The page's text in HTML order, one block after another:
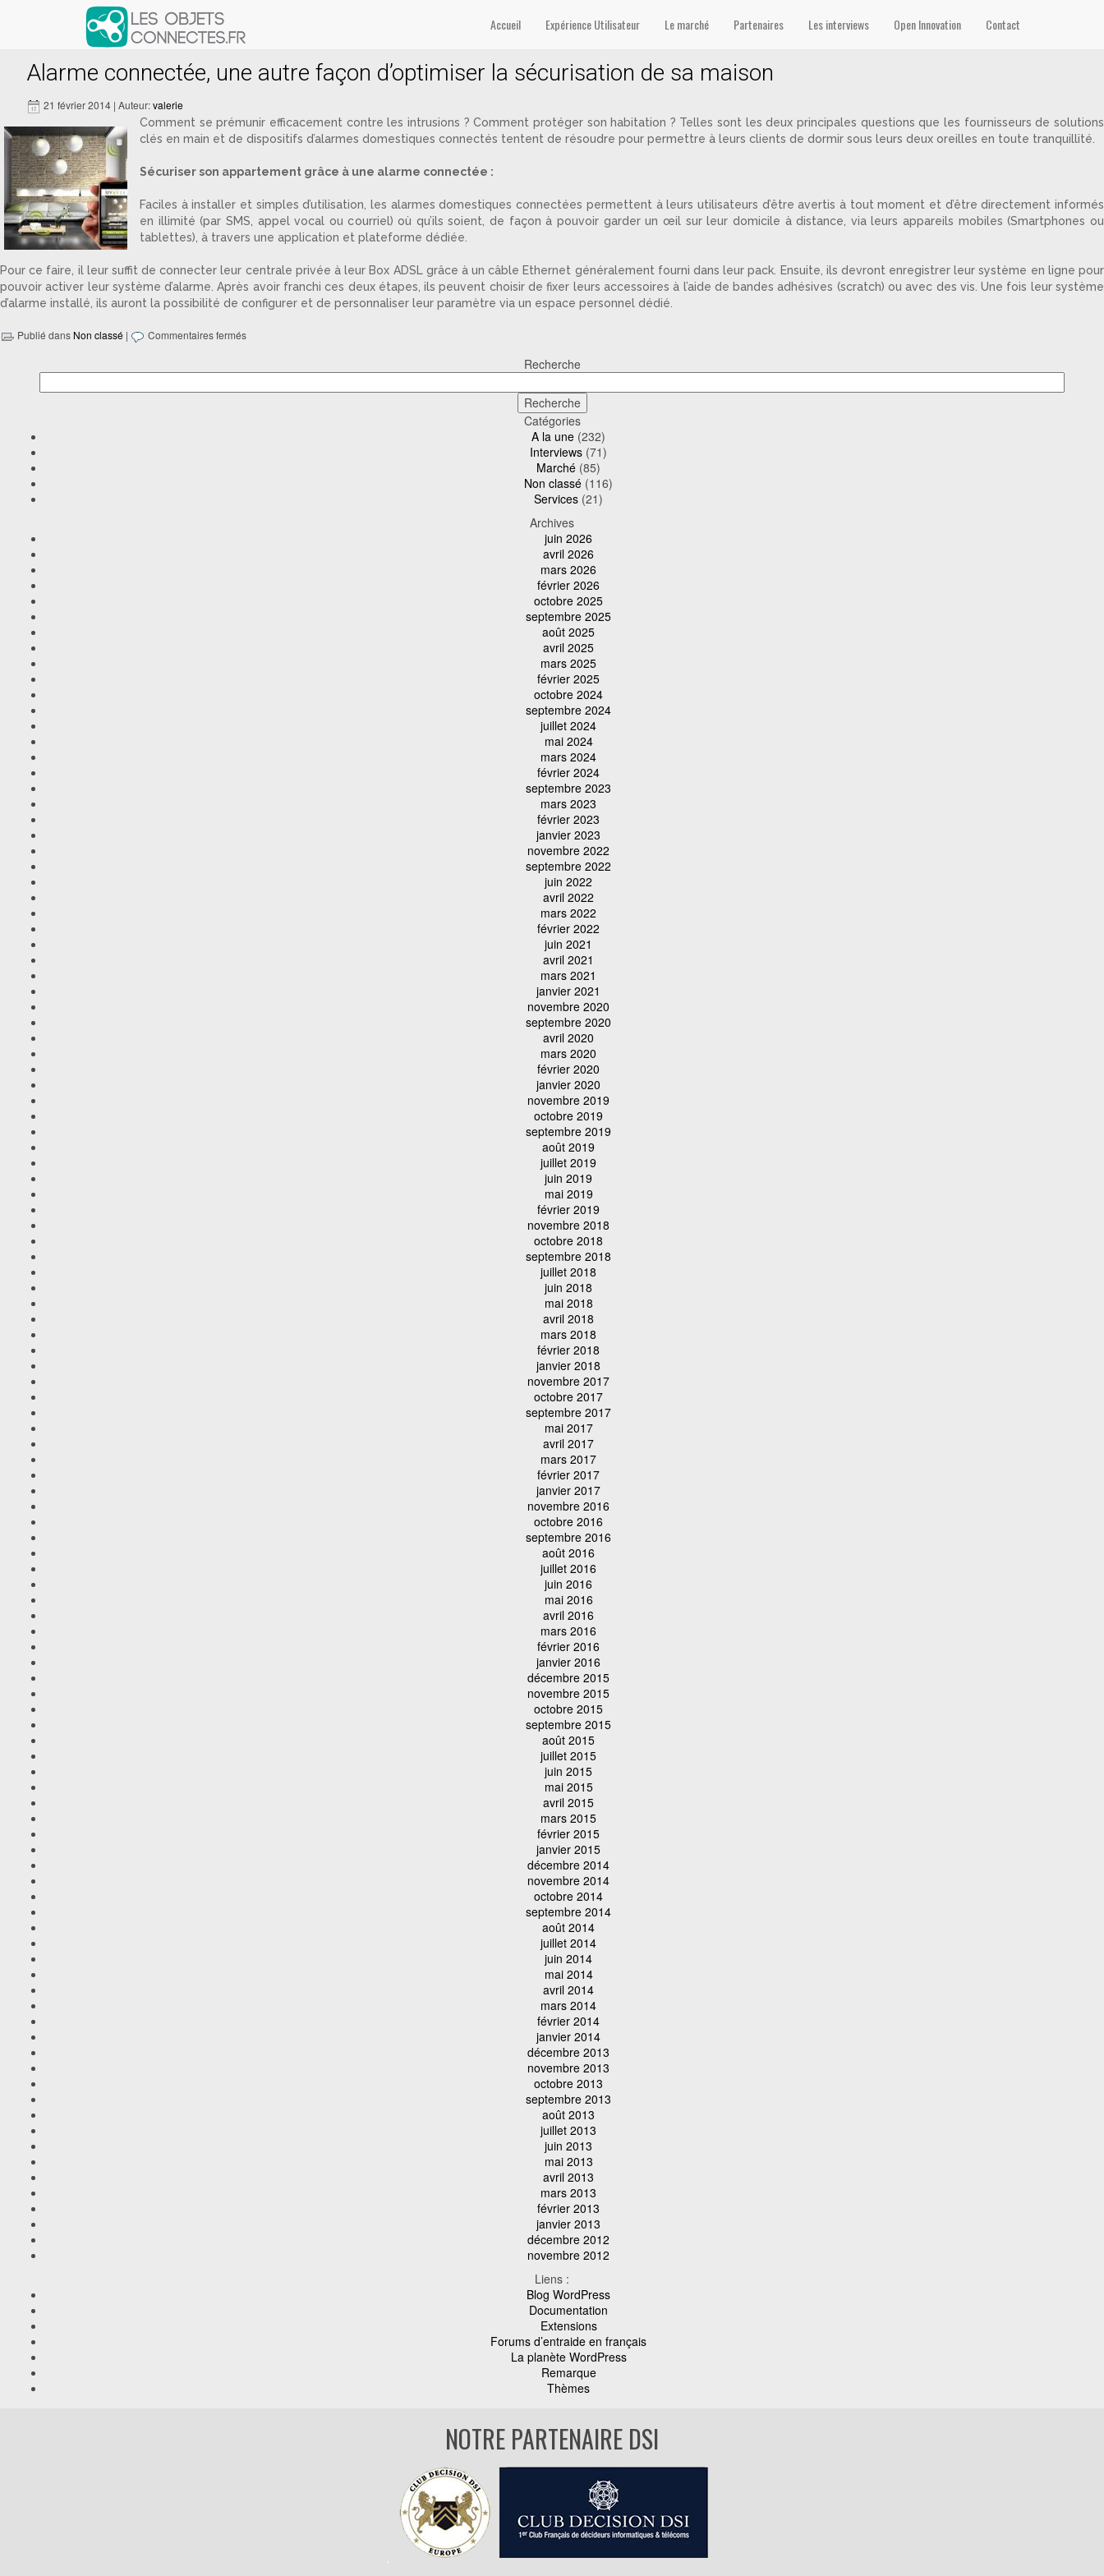
Accueil Expérience Utilisateur Le marché Partenaires Les interviews Open Innovation Contact
Articles avec le tag ‘système sécurité’
Alarme connectée, une autre façon d’optimiser la sécurisation de sa maison
21 février 2014 | Auteur:valerie
Comment se prémunir efficacement contre les intrusions ? Comment protéger son habitation ? Telles sont les deux principales questions que les fournisseurs de solutions
clés en main et de dispositifs d’alarmes domestiques connectés tentent de résoudre pour permettre à leurs clients de dormir sous leurs deux oreilles en toute tranquillité.
Sécuriser son appartement grâce à une alarme connectée :
Faciles à installer et simples d’utilisation, les alarmes domestiques connectées permettent à leurs utilisateurs d’être avertis à tout moment et d’être directement informés
en illimité (par SMS, appel vocal ou courriel) où qu’ils soient, de façon à pouvoir garder un œil sur leur domicile à distance, via leurs appareils mobiles (Smartphones ou
tablettes), à travers une application et plateforme dédiée.
Pour ce faire, il leur suffit de connecter leur centrale privée à leur Box ADSL grâce à un câble Ethernet généralement fourni dans leur pack. Ensuite, ils devront enregistrer leur système en ligne pour
pouvoir activer leur système d’alarme. Après avoir franchi ces deux étapes, ils peuvent choisir de fixer leurs accessoires à l’aide de bandes adhésives (scratch) ou avec des vis. Une fois leur système
d’alarme installé, ils auront la possibilité de configurer et de personnaliser leur paramètre via un espace personnel dédié.
Publié dans Non classé | Commentaires fermés
Recherche
Catégories
A la une (232)
Interviews (71)
Marché (85)
Non classé (116)
Services (21)
Archives
juin 2026
avril 2026
mars 2026
février 2026
octobre 2025
septembre 2025
août 2025
avril 2025
mars 2025
février 2025
octobre 2024
septembre 2024
juillet 2024
mai 2024
mars 2024
février 2024
septembre 2023
mars 2023
février 2023
janvier 2023
novembre 2022
septembre 2022
juin 2022
avril 2022
mars 2022
février 2022
juin 2021
avril 2021
mars 2021
janvier 2021
novembre 2020
septembre 2020
avril 2020
mars 2020
février 2020
janvier 2020
novembre 2019
octobre 2019
septembre 2019
août 2019
juillet 2019
juin 2019
mai 2019
février 2019
novembre 2018
octobre 2018
septembre 2018
juillet 2018
juin 2018
mai 2018
avril 2018
mars 2018
février 2018
janvier 2018
novembre 2017
octobre 2017
septembre 2017
mai 2017
avril 2017
mars 2017
février 2017
janvier 2017
novembre 2016
octobre 2016
septembre 2016
août 2016
juillet 2016
juin 2016
mai 2016
avril 2016
mars 2016
février 2016
janvier 2016
décembre 2015
novembre 2015
octobre 2015
septembre 2015
août 2015
juillet 2015
juin 2015
mai 2015
avril 2015
mars 2015
février 2015
janvier 2015
décembre 2014
novembre 2014
octobre 2014
septembre 2014
août 2014
juillet 2014
juin 2014
mai 2014
avril 2014
mars 2014
février 2014
janvier 2014
décembre 2013
novembre 2013
octobre 2013
septembre 2013
août 2013
juillet 2013
juin 2013
mai 2013
avril 2013
mars 2013
février 2013
janvier 2013
décembre 2012
novembre 2012
Liens :
Blog WordPress
Documentation
Extensions
Forums d’entraide en français
La planète WordPress
Remarque
Thèmes
NOTRE PARTENAIRE DSI